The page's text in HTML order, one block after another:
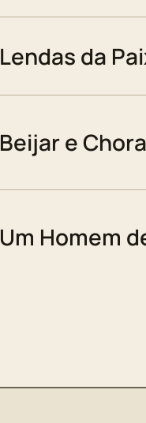
Lendas da
Beijar e
Um Homem